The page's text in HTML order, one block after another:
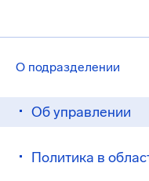
О подразделении
Об управлении
Политика в